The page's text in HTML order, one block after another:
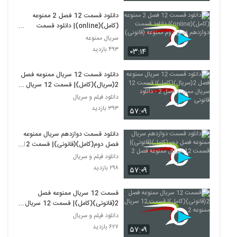
۰۳:۱۴
دانلود قسمت 12 فصل 2 ممنوعه
(کامل)(online)| دانلود قسمت
دوازدهم فصل دوم ممنوعه (قانونی)
سریال ممنوعه
۴۹۳ بازدید
۵۷:۰۹
دانلود قسمت 12 سریال ممنوعه فصل
2(سریال)(کامل)| قسمت 12 سریال
ممنوعه فصل 2 - دانلود قانونی
دانلود فیلم و سریال
۳۹۳ بازدید
۵۷:۰۹
دانلود قسمت دوازدهم سریال ممنوعه
فصل دوم(کامل)(قانونی)| قسمت 12
سریال ممنوعه فصل 2
دانلود فیلم و سریال
۲۹۸ بازدید
۵۷:۰۹
قسمت 12 سریال ممنوعه فصل
2(قانونی)(کامل)| قسمت 12 سریال
ممنوعه 2
دانلود فیلم و سریال
۶۲۷ بازدید